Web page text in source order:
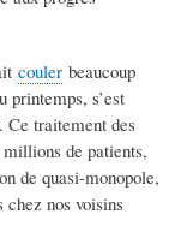
couler beaucoup
printemps, s’est
Ce traitement des
de patients,
de quasi-monopole,
chez nos voisins